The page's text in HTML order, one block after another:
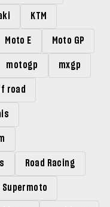
KTM
Moto E Moto GP
motogp mxgp
road
Road Racing
Supermoto